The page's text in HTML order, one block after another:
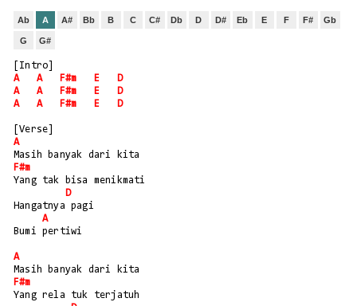
Ab A A# Bb B C C# Db D D# Eb E F F# Gb
G G#
[Intro]
A
A F#m E
D
A
A F#m E
D
A
A F#m E D
[Verse]
A
Masih banyak dari kita
F#m
Yang tak bisa menikmati
D
Hangatnya pagi
A
Bumi pertiwi
A
Masih banyak dari kita
F#m
Yang rela tuk terjatuh